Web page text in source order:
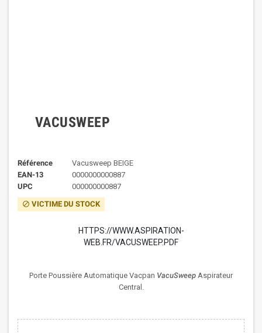
VACUSWEEP
Référence
Vacusweep BEIGE
EAN-13
0000000000887
UPC
000000000887
block VICTIME DU STOCK
HTTPS://WWW.ASPIRATION-
WEB.FR/VACUSWEEP.PDF
Porte Poussière Automatique Vacpan VacuSweep Aspirateur
Central.